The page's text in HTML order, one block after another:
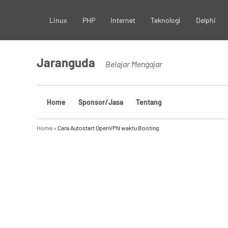
content
Linux PHP Internet Teknologi Delphi
Jaranguda Belajar Mengajar
Home Sponsor/Jasa Tentang
Home »Cara Autostart OpenVPN waktu Booting